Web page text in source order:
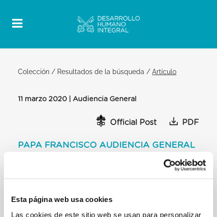
Esta página web usa cookies
Las cookies de este sitio web se usan para personalizar
Colección / Resultados de la búsqueda /Artículo
11 marzo 2020 | Audiencia General
Official Post PDF
PAPA FRANCISCO AUDIENCIA GENERAL
BIBLIOTECA DEL PALACIO APOSTÓLICO
enfermedad, y a muchos que sufren incertidumbres